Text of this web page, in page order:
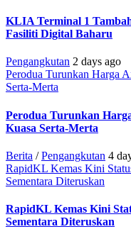
KLIA Terminal 1
Fasiliti Digital Baharu
Pengangkutan 2 days ago
Perodua Turunkan Harga
Serta-Merta
Perodua Turunkan
Kuasa Serta-Merta
Berita /Pengangkutan 4
RapidKL Kemas Kini
Sementara Diteruskan
RapidKL Kemas Kini
Sementara Diteruskan